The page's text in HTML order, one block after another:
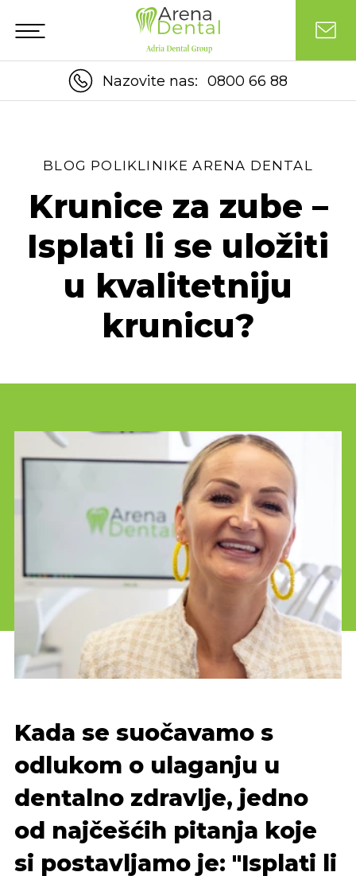
Nazovite nas: 0800 66 88
BLOG POLIKLINIKE ARENA DENTAL
Krunice za zube –
Isplati li se uložiti
u kvalitetniju
krunicu?
Kada se suočavamo s
odlukom o ulaganju u
dentalno zdravlje, jedno
od najčešćih pitanja koje
si postavljamo je: "Isplati li